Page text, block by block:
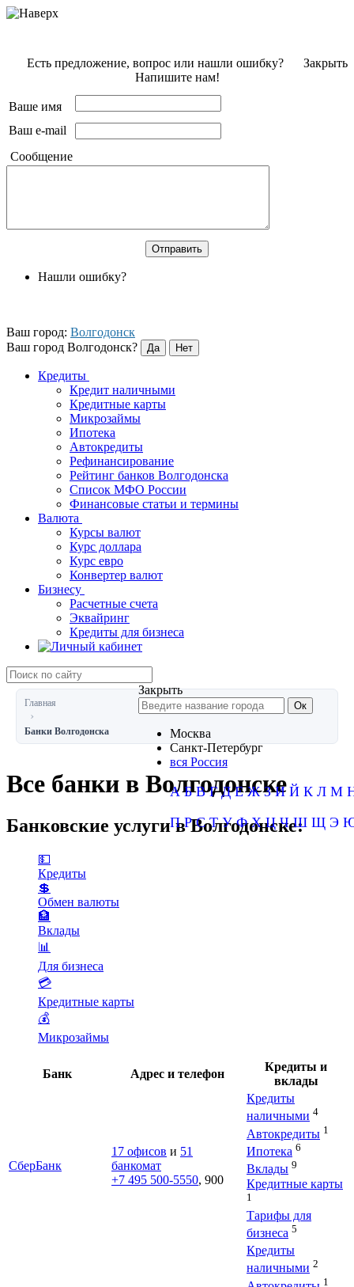
Закрыть
Есть предложение, вопрос или нашли ошибку?
Напишите нам!
Ваше имя
Ваш e-mail
Сообщение
Нашли ошибку?
Ваш город: Волгодонск
Ваш город Волгодонск?
Кредиты
Кредит наличными
Кредитные карты
Микрозаймы
Ипотека
Автокредиты
Рефинансирование
Рейтинг банков Волгодонска
Список МФО России
Финансовые статьи и термины
Валюта
Курсы валют
Курс доллара
Курс евро
Конвертер валют
Бизнесу
Расчетные счета
Эквайринг
Кредиты для бизнеса
Закрыть
Москва
Санкт-Петербург
вся Россия
А Б В Г Д Е Ж З И Й К Л М
П Р С Т У Ф Х Ц Ч Ш Щ Э
Главная
Банки Волгодонска
Все банки в Волгодонске
Банковские услуги в Волгодонске:
💵
Кредиты
💲
Обмен валюты
🏦
Вклады
📊
Для бизнеса
💳
Кредитные карты
💰
Микрозаймы
Банк Адрес и телефон
Кредиты и
вклады
СберБанк
17 офисов и 51
банкомат
+7 495 500-5550, 900
Кредиты
наличными 4
Автокредиты 1
Ипотека 6
Вклады 9
Кредитные карты
1
Тарифы для
бизнеса 5
Кредиты
наличными 2
1